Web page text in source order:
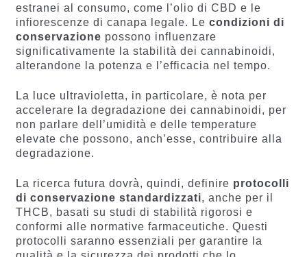
estranei al consumo, come l’olio di CBD e le
infiorescenze di canapa legale. Le condizioni di
conservazione possono influenzare
significativamente la stabilità dei cannabinoidi,
alterandone la potenza e l’efficacia nel tempo.
La luce ultravioletta, in particolare, è nota per
accelerare la degradazione dei cannabinoidi, per
non parlare dell’umidità e delle temperature
elevate che possono, anch’esse, contribuire alla
degradazione.
La ricerca futura dovrà, quindi, definire protocolli
di conservazione standardizzati, anche per il
THCB, basati su studi di stabilità rigorosi e
conformi alle normative farmaceutiche. Questi
protocolli saranno essenziali per garantire la